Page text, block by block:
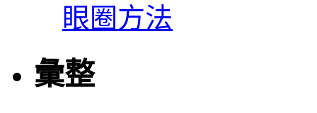
眼圈方法
彙整